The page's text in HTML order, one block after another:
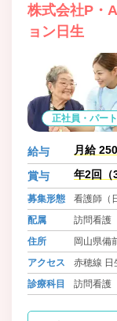
株式会社P・
ョン日生
正社員・パート
給与 月給
賞与 年2回（
募集形態
看護師（
配属
訪問看護
住所
岡山県備
アクセス
赤穂線 日
バス 備前
診療科目 訪問看護